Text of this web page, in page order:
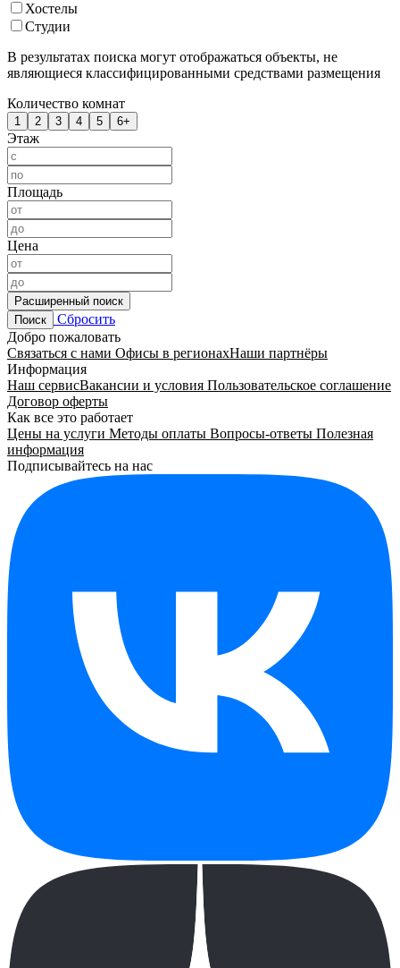
Хостелы
Студии
В результатах поиска могут отображаться объекты, не
являющиеся классифицированными средствами размещения
Количество комнат
1 2 3 4 5 6+
Этаж
Площадь
Цена
Расширенный поиск
Поиск
Сбросить
Добро пожаловать
Связаться с нами Офисы в регионахНаши партнёры
Информация
Наш сервисВакансии и условия Пользовательское соглашение
Договор оферты
Как все это работает
Цены на услуги Методы оплаты Вопросы-ответы Полезная
информация
Подписывайтесь на нас